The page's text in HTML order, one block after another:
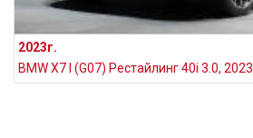
2023г.
BMW X7 I (G07) Рестайлинг 40i 3.0, 2023